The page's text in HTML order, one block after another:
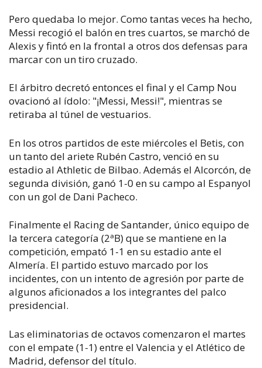
Pero quedaba lo mejor. Como tantas veces ha hecho,
Messi recogió el balón en tres cuartos, se marchó de
Alexis y fintó en la frontal a otros dos defensas para
marcar con un tiro cruzado.
El árbitro decretó entonces el final y el Camp Nou
ovacionó al ídolo: "¡Messi, Messi!", mientras se
retiraba al túnel de vestuarios.
En los otros partidos de este miércoles el Betis, con
un tanto del ariete Rubén Castro, venció en su
estadio al Athletic de Bilbao. Además el Alcorcón, de
segunda división, ganó 1-0 en su campo al Espanyol
con un gol de Dani Pacheco.
Finalmente el Racing de Santander, único equipo de
la tercera categoría (2ªB) que se mantiene en la
competición, empató 1-1 en su estadio ante el
Almería. El partido estuvo marcado por los
incidentes, con un intento de agresión por parte de
algunos aficionados a los integrantes del palco
presidencial.
Las eliminatorias de octavos comenzaron el martes
con el empate (1-1) entre el Valencia y el Atlético de
Madrid, defensor del título.